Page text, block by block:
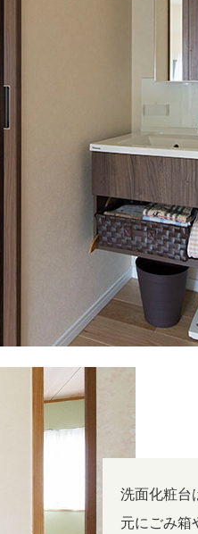
洗面化粧台
元にごみ箱